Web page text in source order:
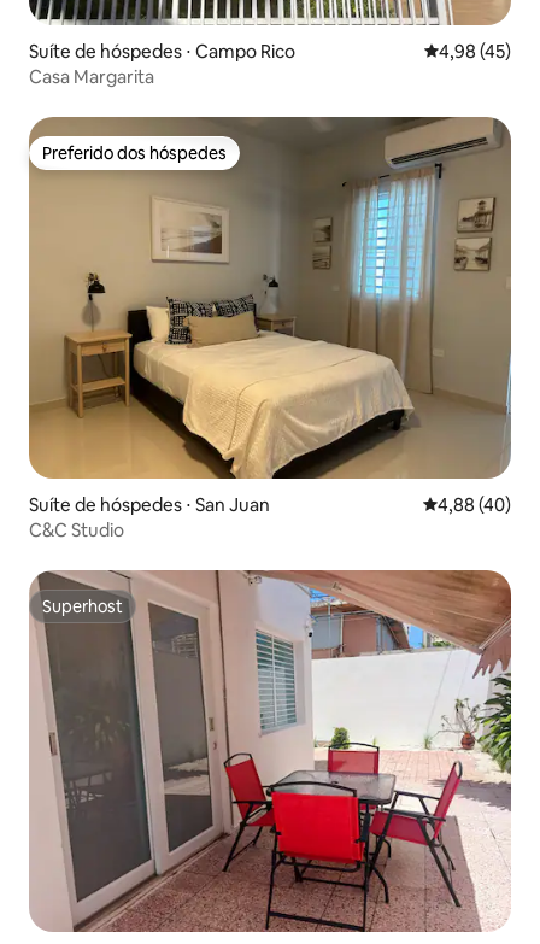
Suíte de hóspedes ⋅ Campo Rico 4,98 de uma
4,98 (45)
Casa Margarita
Preferido dos hóspedes
Preferido dos hóspedes
Suíte de hóspedes ⋅ San Juan 4,88 de uma
4,88 (40)
C&C Studio
Superhost
Superhost